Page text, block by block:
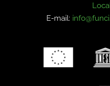
E-mail: